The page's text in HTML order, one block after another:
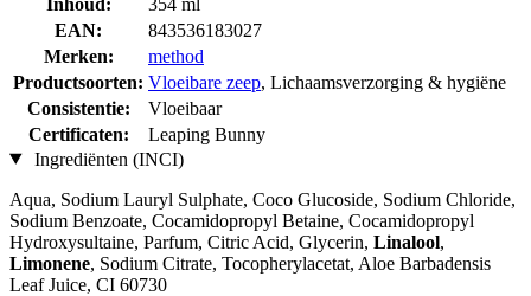
EAN:
843536183027
Merken:
method
Productsoorten: Vloeibare zeep, Lichaamsverzorging & hygiëne
Consistentie:
Vloeibaar
Certificaten:
Leaping Bunny
Ingrediënten (INCI)
Aqua, Sodium Lauryl Sulphate, Coco Glucoside, Sodium Chloride,
Sodium Benzoate, Cocamidopropyl Betaine, Cocamidopropyl
Hydroxysultaine, Parfum, Citric Acid, Glycerin, Linalool,
Limonene, Sodium Citrate, Tocopherylacetat, Aloe Barbadensis
Leaf Juice, CI 60730